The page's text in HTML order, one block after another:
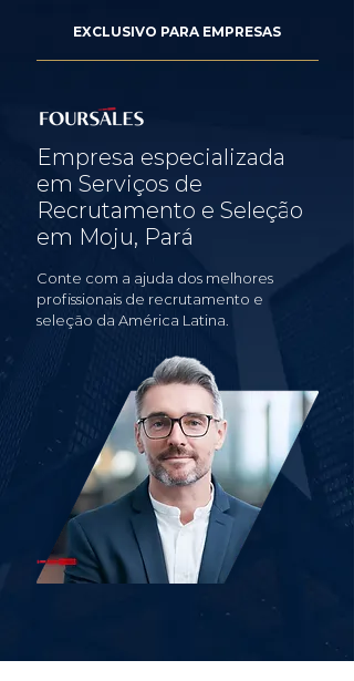
EXCLUSIVO PARA EMPRESAS
Empresa especializada
em Serviços de
Recrutamento e Seleção
em Moju, Pará
Conte com a ajuda dos melhores
profissionais de recrutamento e
seleção da América Latina.